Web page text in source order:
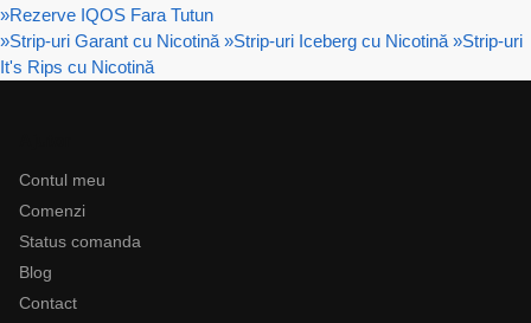
»Rezerve IQOS Fara Tutun
»Strip-uri Garant cu Nicotină »Strip-uri Iceberg cu Nicotină »Strip-uri
It's Rips cu Nicotină
Contul meu
Comenzi
Status comanda
Blog
Contact